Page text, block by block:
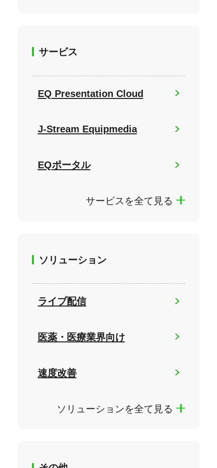
サービス
EQ Presentation Cloud
J-Stream Equipmedia
EQポータル
サービスを全て見る
ソリューション
ライブ配信
医薬・医療業界向け
速度改善
ソリューションを全て見る